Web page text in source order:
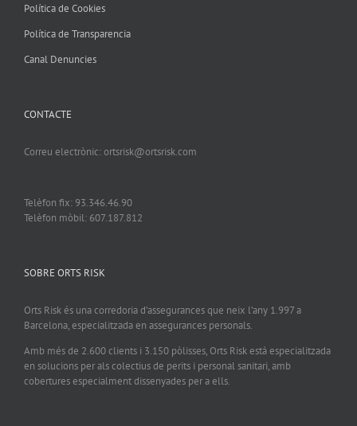
Política de Cookies
Política de Transparencia
Canal Denuncies
CONTACTE
Correu electrònic: ortsrisk@ortsrisk.com
Telèfon fix: 93.346.46.90
Telèfon mòbil: 607.187.812
SOBRE ORTS RISK
Orts Risk és una corredoria d’assegurances que neix l’any 1.997 a
Barcelona, especialitzada en assegurances personals.
Amb més de 2.600 clients i 3.150 pòlisses, Orts Risk està especialitzada
en solucions per als colectius de perits i personal sanitari, amb
cobertures especialment dissenyades per a ells.